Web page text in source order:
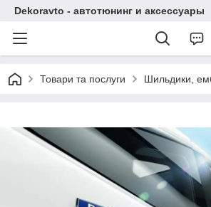
Dekoravto - автотюнинг и аксессуары
Товари та послуги Шильдики,